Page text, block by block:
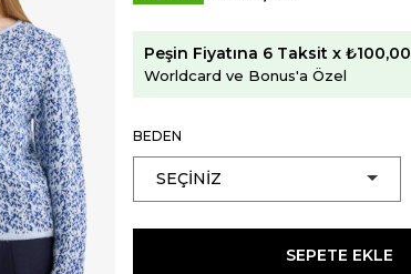
Peşin Fiyatına 6 Taksit x ₺100,00
Worldcard ve Bonus'a Özel
BEDEN
SEPETE EKLE